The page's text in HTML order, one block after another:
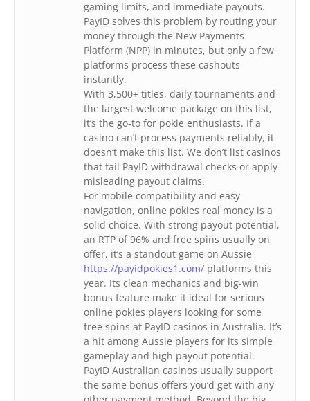
gaming limits, and immediate payouts.
PayID solves this problem by routing your
money through the New Payments
Platform (NPP) in minutes, but only a few
platforms process these cashouts
instantly.
With 3,500+ titles, daily tournaments and
the largest welcome package on this list,
it’s the go-to for pokie enthusiasts. If a
casino can’t process payments reliably, it
doesn’t make this list. We don’t list casinos
that fail PayID withdrawal checks or apply
misleading payout claims.
For mobile compatibility and easy
navigation, online pokies real money is a
solid choice. With strong payout potential,
an RTP of 96% and free spins usually on
offer, it’s a standout game on Aussie
https://payidpokies1.com/ platforms this
year. Its clean mechanics and big-win
bonus feature make it ideal for serious
online pokies players looking for some
free spins at PayID casinos in Australia. It’s
a hit among Aussie players for its simple
gameplay and high payout potential.
PayID Australian casinos usually support
the same bonus offers you’d get with any